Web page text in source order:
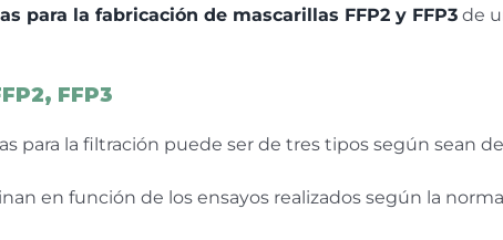
para la fabricación de mascarillas FFP2 y FFP3de
FFP3
para la filtración puede ser de tres tipos según sean de
en función de los ensayos realizados según la